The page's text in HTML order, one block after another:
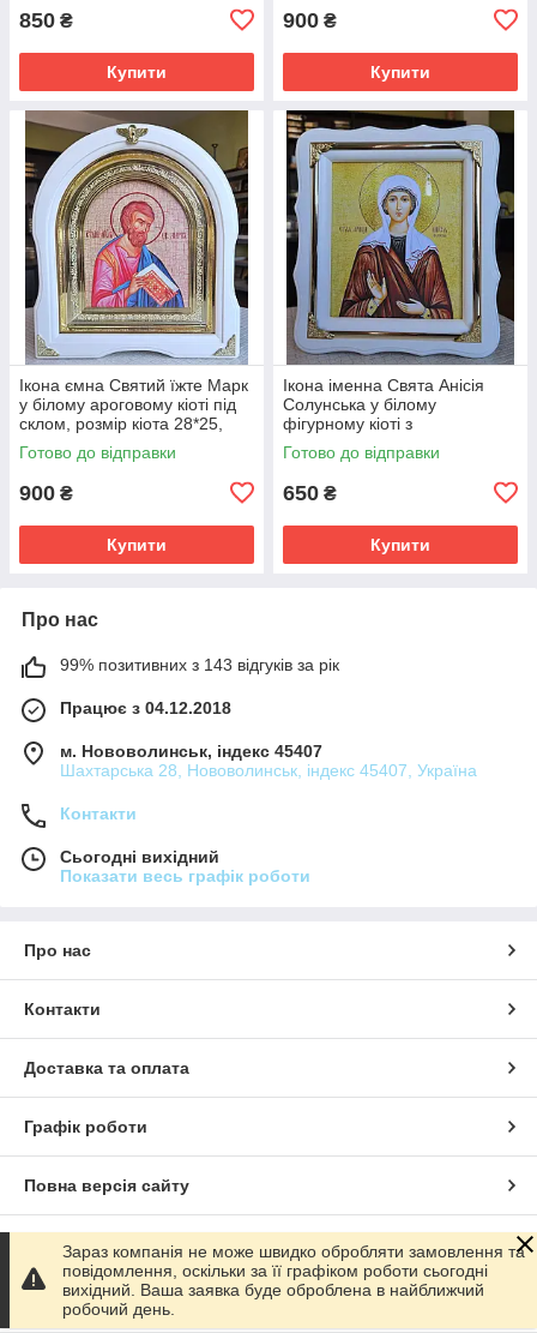
850 ₴
Купити
900 ₴
Купити
Ікона ємна Святий їжте Марк
у білому ароговому кіоті під
склом, розмір кіота 28*25,
сюжет15*18
Готово до відправки
900 ₴
Купити
Ікона іменна Свята Анісія
Солунська у білому
фігурному кіоті з
декоративними куточками,
розмір кіота 24*21, сюжет
Готово до відправки
650 ₴
Купити
Про нас
99% позитивних з 143 відгуків за рік
Працює з 04.12.2018
м. Нововолинськ, індекс 45407
Шахтарська 28, Нововолинськ, індекс 45407, Україна
Контакти
Сьогодні вихідний
Показати весь графік роботи
Про нас
Контакти
Доставка та оплата
Графік роботи
Повна версія сайту
Сайт створено на маркетплейсі Prom.ua
Політика конфіденційності
Зараз компанія не може швидко обробляти замовлення та
повідомлення, оскільки за її графіком роботи сьогодні
вихідний. Ваша заявка буде оброблена в найближчий
робочий день.